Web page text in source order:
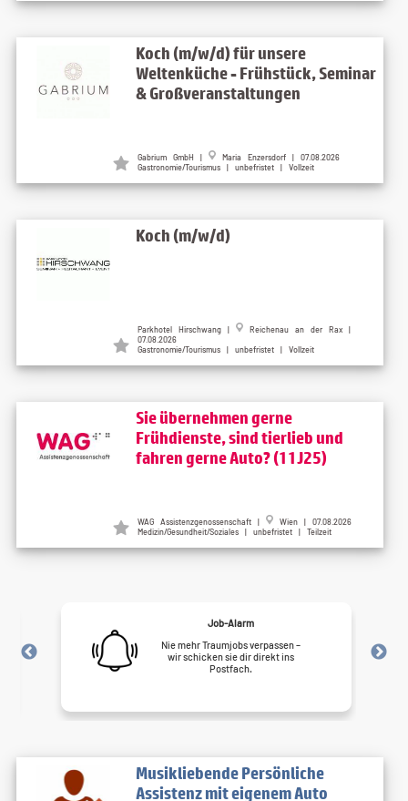
Koch (m/w/d) für unsere
Weltenküche - Frühstück, Seminar
& Großveranstaltungen
Gabrium GmbH |
Maria Enzersdorf | 07.08.2026
Gastronomie/Tourismus | unbefristet | Vollzeit
Koch (m/w/d)
Parkhotel Hirschwang |
Reichenau an der Rax |
07.08.2026
Gastronomie/Tourismus | unbefristet | Vollzeit
Sie übernehmen gerne
Frühdienste, sind tierlieb und
fahren gerne Auto? (11J25)
WAG Assistenzgenossenschaft |
Wien | 07.08.2026
Medizin/Gesundheit/Soziales | unbefristet | Teilzeit
Job-Alarm
Nie mehr Traumjobs verpassen –
wir schicken sie dir direkt ins
Postfach.
Musikliebende Persönliche
Assistenz mit eigenem Auto